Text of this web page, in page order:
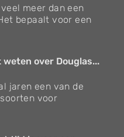
meer dan een
bepaalt voor een
over Douglas...
jaren een van de
voor